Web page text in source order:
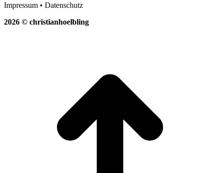
Impressum • Datenschutz
2026 © christianhoelbling